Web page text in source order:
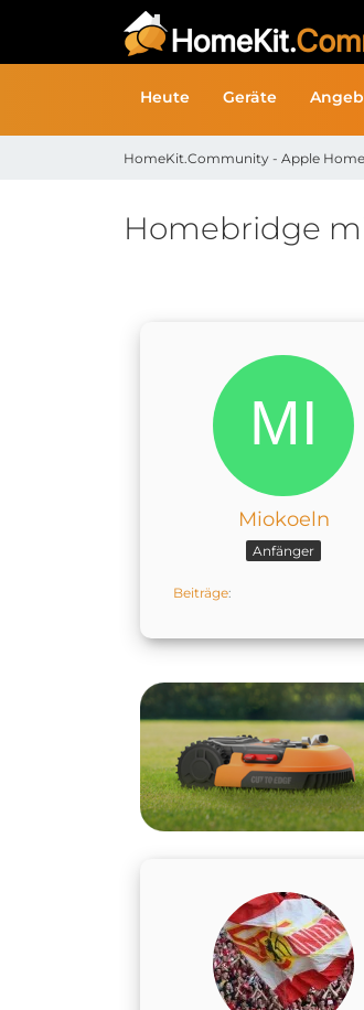
Heute Geräte
HomeKit.Community - Apple
Homebridge
Miokoeln
Anfänger
Beiträge